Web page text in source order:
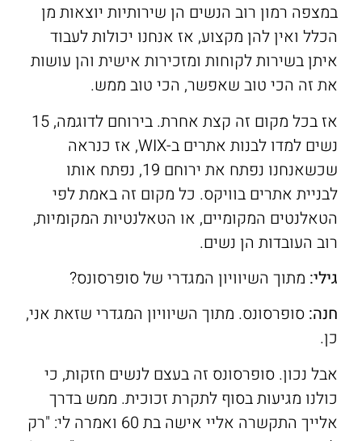
במצפה רמון רוב הנשים הן שירותיות יוצאות מן
הכלל ואין להן מקצוע, אז אנחנו יכולות לעבוד
איתן בשירות לקוחות ומזכירות אישית והן עושות
את זה הכי טוב שאפשר, הכי טוב ממש.
אז בכל מקום זה קצת אחרת. בירוחם לדוגמה, 15
נשים למדו לבנות אתרים ב-WIX, אז כנראה
שכשאנחנו נפתח את ירוחם 19, נפתח אותו
לבניית אתרים בוויקס. כל מקום זה באמת לפי
הטאלנטים המקומיים, או הטאלנטיות המקומיות,
רוב העובדות הן נשים.
גילי: מתוך השיוויון המגדרי של סופרסונס?
חנה: סופרסונס. מתוך השיוויון המגדרי שזאת אני,
כן.
אבל נכון. סופרסונס זה בעצם לנשים חזקות, כי
כולנו מגיעות בסוף לתקרת זכוכית. ממש בדרך
אלייך התקשרה אליי אישה בת 60 ואמרה לי: "רק